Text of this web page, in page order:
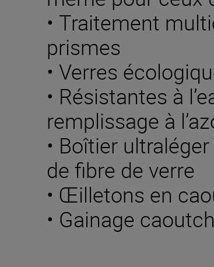
• Traitement
prismes
• Verres
• Résistantes à
remplissage à
• Boîtier
de fibre de verre
• Œilletons en
• Gainage